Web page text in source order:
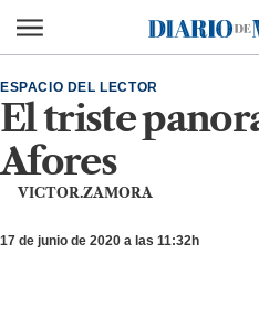
Diario de México
ESPACIO DEL LECTOR
El triste
Afores
VICTOR.ZAMORA
17 de junio de 2020 a las 11:32h